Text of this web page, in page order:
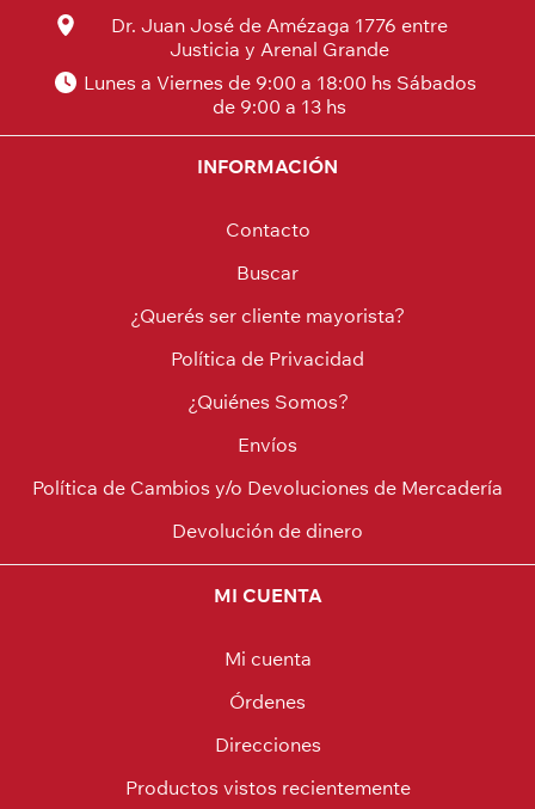
Dr. Juan José de Amézaga 1776 entre
Justicia y Arenal Grande
Lunes a Viernes de 9:00 a 18:00 hs Sábados
de 9:00 a 13 hs
INFORMACIÓN
Contacto
Buscar
¿Querés ser cliente mayorista?
Política de Privacidad
¿Quiénes Somos?
Envíos
Política de Cambios y/o Devoluciones de Mercadería
Devolución de dinero
MI CUENTA
Mi cuenta
Órdenes
Direcciones
Productos vistos recientemente